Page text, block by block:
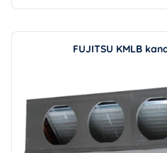
FUJITSU KMLB